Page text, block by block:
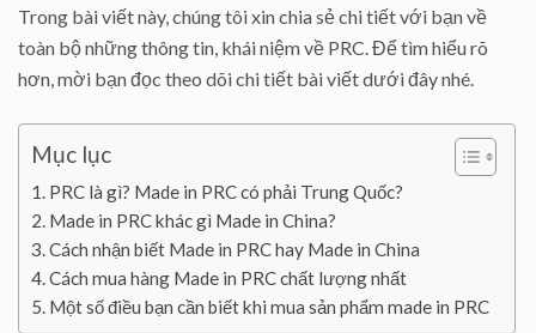
Trong bài viết này, chúng tôi xin chia sẻ chi tiết với bạn về
toàn bộ những thông tin, khái niệm về PRC. Để tìm hiểu rõ
hơn, mời bạn đọc theo dõi chi tiết bài viết dưới đây nhé.
Mục lục
PRC là gì? Made in PRC có phải Trung Quốc?
Made in PRC khác gì Made in China?
Cách nhận biết Made in PRC hay Made in China
Cách mua hàng Made in PRC chất lượng nhất
Một số điều bạn cần biết khi mua sản phẩm made in PRC